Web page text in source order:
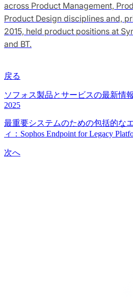
across Product Management,
Product Design disciplines and,
2015, held product positions at
and BT.
戻る
ソフォス製品とサービスの最新情
2025
最重要システムのための包括的な
ィ：Sophos Endpoint for Legacy
次へ